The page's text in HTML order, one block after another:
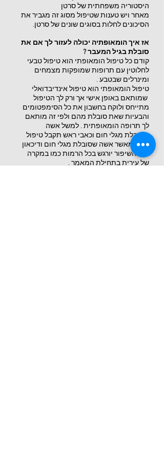
היסטוריה משפחתית של סרטן
מאחר ויש טענות שטיפול מסוג זה מגביר את
הסיכונים לחלות בסוגים שונים של סרטן.
אז איך הומאופתיה יכולה לעזור לך אם את
סובלת בגיל המעבר ?
קודם כל טיפול הומאופתי הוא טיפול טבעי
לחלוטין עם תרופות שמופקות מצמחים
ומינרלים שבטבע .
טיפול הומאופתי הוא טיפול אינדיבדואלי
שמותאם באופן אישי אך ורק לך הטיפול
מתייחס ולוקח בחשבון את כל הסימפטומים
והבעיות שאת סובלת מהם ולפי זה מותאם
לך תרופה הומאופתית . למשל אשה
שסובלת מגלי חום וכאבי ראש תקבל טיפול
שונה מאשר אשה שסובלת מגלי חום ודיכאון
. גם השיפור יורגש בכל הרמות כמו במקרה
של עירית בתחילת המאמר .